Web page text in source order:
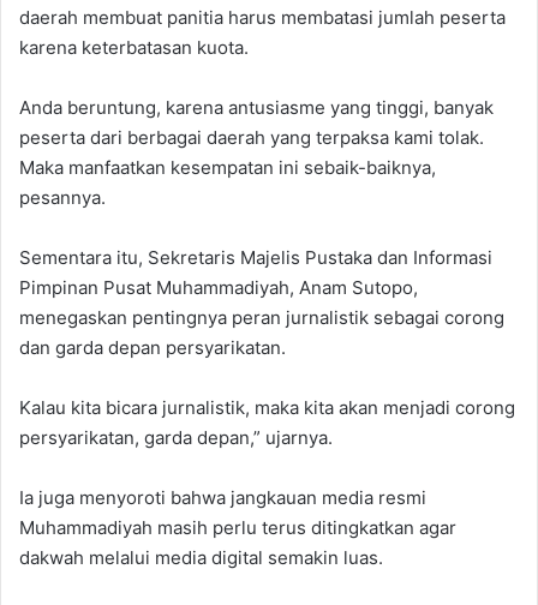
daerah membuat panitia harus membatasi jumlah peserta
karena keterbatasan kuota.
Anda beruntung, karena antusiasme yang tinggi, banyak
peserta dari berbagai daerah yang terpaksa kami tolak.
Maka manfaatkan kesempatan ini sebaik-baiknya,
pesannya.
Sementara itu, Sekretaris Majelis Pustaka dan Informasi
Pimpinan Pusat Muhammadiyah, Anam Sutopo,
menegaskan pentingnya peran jurnalistik sebagai corong
dan garda depan persyarikatan.
Kalau kita bicara jurnalistik, maka kita akan menjadi corong
persyarikatan, garda depan,” ujarnya.
Ia juga menyoroti bahwa jangkauan media resmi
Muhammadiyah masih perlu terus ditingkatkan agar
dakwah melalui media digital semakin luas.